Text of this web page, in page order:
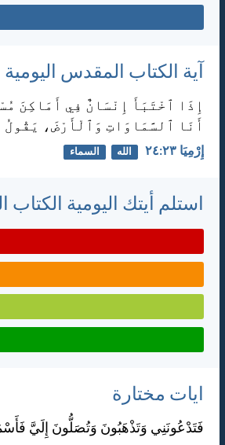
آية الكتاب المقدس اليومية
إِذَا ٱخْتَبَأَ إِنْسَانٌ فِي أَمَاكِنَ
أَنَا ٱلسَّمَاوَاتِ وَٱلْأَرْضَ، يَقُولُ
إِرْمِيَا ٢٣:‏٢٤ الله السماء
استلم أيتك اليومية الكتاب
ايات مختارة
فَتَدْعُونَنِي وَتَذْهَبُونَ وَتُصَلُّونَ إِلَيَّ